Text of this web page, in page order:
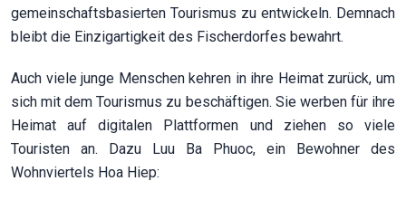
gemeinschaftsbasierten Tourismus zu entwickeln. Demnach
bleibt die Einzigartigkeit des Fischerdorfes bewahrt.
Auch viele junge Menschen kehren in ihre Heimat zurück, um
sich mit dem Tourismus zu beschäftigen. Sie werben für ihre
Heimat auf digitalen Plattformen und ziehen so viele
Touristen an. Dazu Luu Ba Phuoc, ein Bewohner des
Wohnviertels Hoa Hiep: